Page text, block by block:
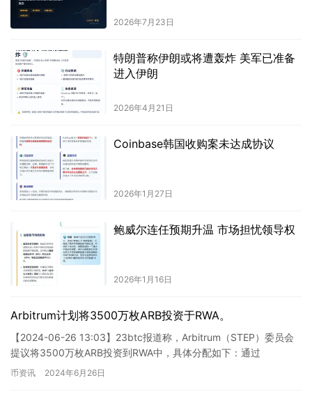
2026年7月23日
特朗普称伊朗或将遭轰炸 美军已准备
进入伊朗
2026年4月21日
Coinbase韩国收购案未达成协议
2026年1月27日
鲍威尔连任预期升温 市场担忧领导权
2026年1月16日
Arbitrum计划将3500万枚ARB投资于RWA。
【2024-06-26 13:03】23btc报道称，Arbitrum（STEP）委员会
提议将3500万枚ARB投资到RWA中，具体分配如下：通过
Securitize向BlackR…
币资讯 2024年6月26日